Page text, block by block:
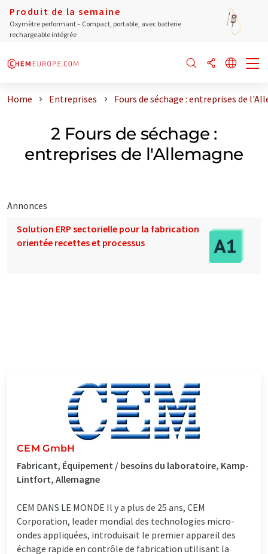
Produit de la semaine
Oxymètre performant – Compact, portable, avec batterie
rechargeable intégrée
Home Entreprises Fours de séchage : entreprises de
2 Fours de séchage :
entreprises de l'Allemagne
Annonces
Solution ERP sectorielle pour la fabrication
orientée recettes et processus
CEM GmbH
Fabricant, Équipement / besoins du laboratoire, Kamp-
Lintfort, Allemagne
CEM DANS LE MONDE Il y a plus de 25 ans, CEM
Corporation, leader mondial des technologies micro-
ondes appliquées, introduisait le premier appareil des
échage rapide en contrôle de fabrication utilisant la